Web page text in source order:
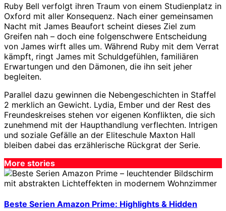
Ruby Bell verfolgt ihren Traum von einem Studienplatz in
Oxford mit aller Konsequenz. Nach einer gemeinsamen
Nacht mit James Beaufort scheint dieses Ziel zum
Greifen nah – doch eine folgenschwere Entscheidung
von James wirft alles um. Während Ruby mit dem Verrat
kämpft, ringt James mit Schuldgefühlen, familiären
Erwartungen und den Dämonen, die ihn seit jeher
begleiten.
Parallel dazu gewinnen die Nebengeschichten in Staffel
2 merklich an Gewicht. Lydia, Ember und der Rest des
Freundeskreises stehen vor eigenen Konflikten, die sich
zunehmend mit der Haupthandlung verflechten. Intrigen
und soziale Gefälle an der Eliteschule Maxton Hall
bleiben dabei das erzählerische Rückgrat der Serie.
More stories
Beste Serien Amazon Prime: Highlights & Hidden